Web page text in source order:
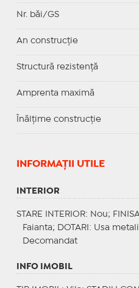
Nr. băi/GS
An construcție
Structură rezistență
Amprenta maximă
Înălțime construcție
INFORMAŢII UTILE
INTERIOR
STARE INTERIOR: Nou;
Faianta;
DOTARI : Usa
Decomandat
INFO IMOBIL